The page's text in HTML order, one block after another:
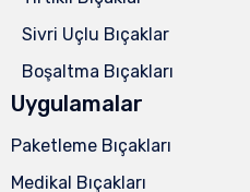
Sivri Uçlu Bıçaklar
Boşaltma Bıçakları
Uygulamalar
Paketleme Bıçakları
Medikal Bıçakları